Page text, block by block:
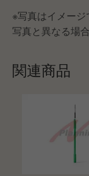
※写真はイメー
写真と異なる場
関連商品